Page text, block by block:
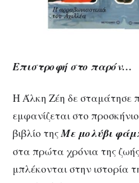
Επιστροφή στο παρόν…
Η Άλκη Ζέη δε σταμάτησε
εμφανίζεται στο
βιβλίο τηςΜε μολύβι
στα πρώτα χρόνια της
μπλέκονται στην ιστορία